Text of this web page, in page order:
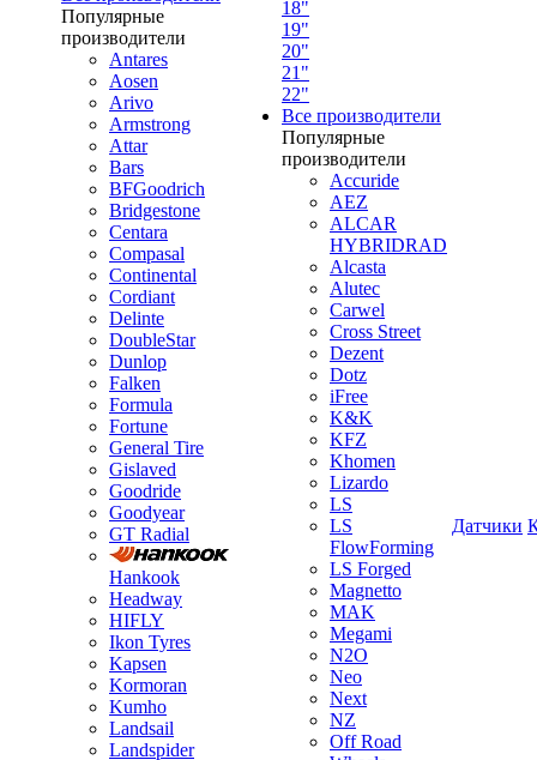
Популярные
производители
Antares
Aosen
Arivo
Armstrong
Attar
Bars
BFGoodrich
Bridgestone
Centara
Compasal
Continental
Cordiant
Delinte
DoubleStar
Dunlop
Falken
Formula
Fortune
General Tire
Gislaved
Goodride
Goodyear
GT Radial
Hankook
Headway
HIFLY
Ikon Tyres
Kapsen
Kormoran
Kumho
Landsail
Landspider
18"
19"
20"
21"
22"
Все производители
Популярные
производители
Accuride
AEZ
ALCAR
HYBRIDRAD
Alcasta
Alutec
Carwel
Cross Street
Dezent
Dotz
iFree
K&K
KFZ
Khomen
Lizardo
LS
LS
FlowForming
LS Forged
Magnetto
MAK
Megami
N2O
Neo
Next
NZ
Off Road
Датчики